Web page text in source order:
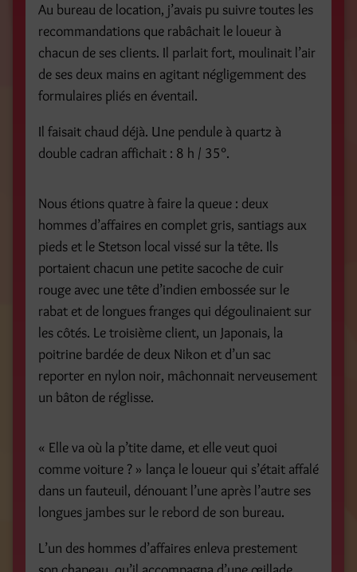
Au bureau de location, j’avais pu suivre toutes les
recommandations que rabâchait le loueur à
chacun de ses clients. Il parlait fort, moulinait l’air
de ses deux mains en agitant négligemment des
formulaires pliés en éventail.
Il faisait chaud déjà. Une pendule à quartz à
double cadran affichait : 8 h / 35°.
Nous étions quatre à faire la queue : deux
hommes d’affaires en complet gris, santiags aux
pieds et le Stetson local vissé sur la tête. Ils
portaient chacun une petite sacoche de cuir
rouge avec une tête d’indien embossée sur le
rabat et de longues franges qui dégoulinaient sur
les côtés. Le troisième client, un Japonais, la
poitrine bardée de deux Nikon et d’un sac
reporter en nylon noir, mâchonnait nerveusement
un bâton de réglisse.
« Elle va où la p’tite dame, et elle veut quoi
comme voiture ? » lança le loueur qui s’était affalé
dans un fauteuil, dénouant l’une après l’autre ses
longues jambes sur le rebord de son bureau.
L’un des hommes d’affaires enleva prestement